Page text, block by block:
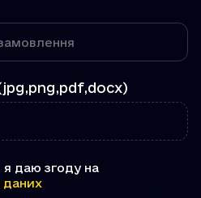
даю згоду на
даних